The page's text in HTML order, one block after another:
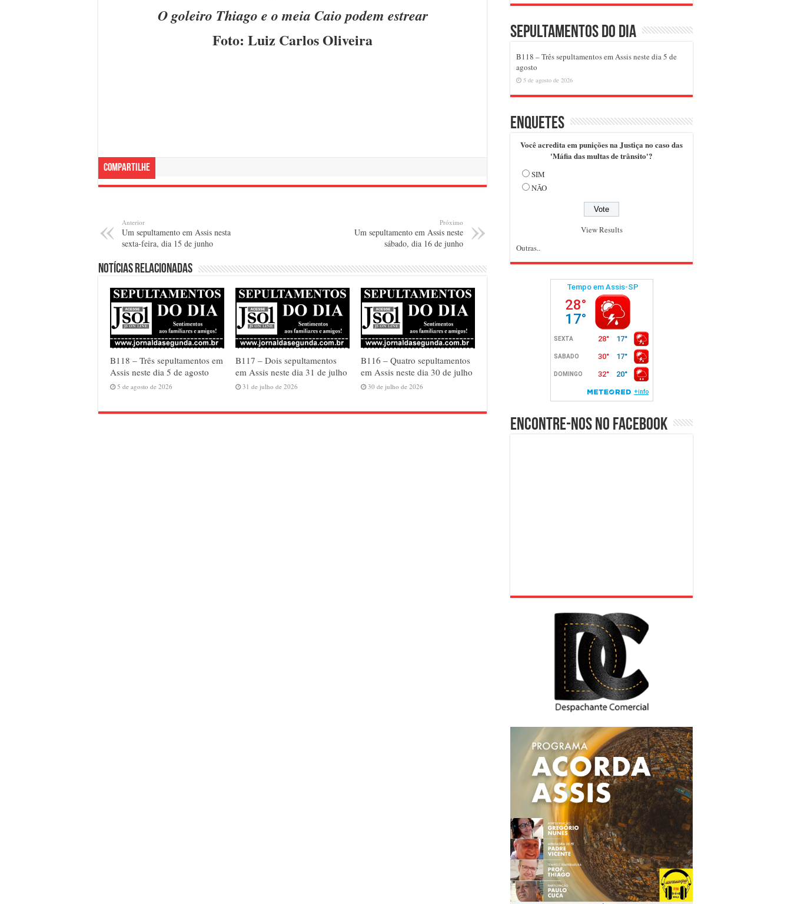
O goleiro Thiago e o meia Caio podem estrear
Foto: Luiz Carlos Oliveira
Compartilhe
Anterior
Um sepultamento em Assis nesta
sexta-feira, dia 15 de junho
Próximo
Um sepultamento em Assis neste
sábado, dia 16 de junho
Notícias relacionadas
B118 – Três sepultamentos em
Assis neste dia 5 de agosto
5 de agosto de 2026
B117 – Dois sepultamentos
em Assis neste dia 31 de julho
31 de julho de 2026
B116 – Quatro sepultamentos
em Assis neste dia 30 de julho
30 de julho de 2026
Sepultamentos do dia
B118 – Três sepultamentos em Assis neste dia 5 de
agosto
5 de agosto de 2026
Enquetes
Você acredita em punições na Justiça no caso das
'Máfia das multas de trânsito'?
SIM
NÃO
View Results
Outras..
Encontre-nos no Facebook